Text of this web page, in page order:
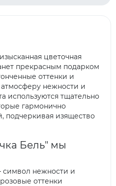
цветочная
прекрасным подарком
оттенки и
нежности и
используются тщательно
гармонично
подчеркивая изящество
Бель" мы
нежности и
оттенки